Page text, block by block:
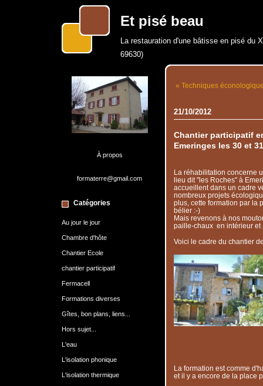
Et pisé beau
La restauration d'une bâtisse en pisé du
69630)
À propos
formaterre@gmail.com
Catégories
Au jour le jour
Chambre d'hôte
Chantier Ecole
chantier participatif
Fermacell
Formations diverses
Gîtes, bon plans, liens...
Hors sujet...
L'eau
L'isolation phonique
L'isolation thermique
« Techniques
21/10/2012
Chantier participatif
Emeringes les 30 et
La réhabilitation concerne
lieu dit "les Roches" à
accueillent dans un cadre
nombreux projets
plus, cette formation par la
bélier :-)
Mais revenons à nos
paille-chaux en intérieur et
Voici le cadre du chantier
La formation est comme
et il y a encore de la place